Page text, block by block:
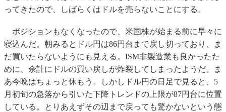
ってきたので、しばらくはドルを売らないことにする。
ポジションもなくなったので、米国株が始まる前に早々に
寝込んだ。朝みるとドル円は86円台まで戻し切っており、ま
だ買いたらないようにも見える。ISM非製造業も良かったた
めに、余計にドルの買い戻しが炸裂してしまったようだ。ま
あ今晩はちょっと休もう。しかしドル円の日足で見ると、5
月初旬の急落から引いた下降トレンドの上限が87円台に位置
している。とりあえずその辺まで戻っても驚かないという態